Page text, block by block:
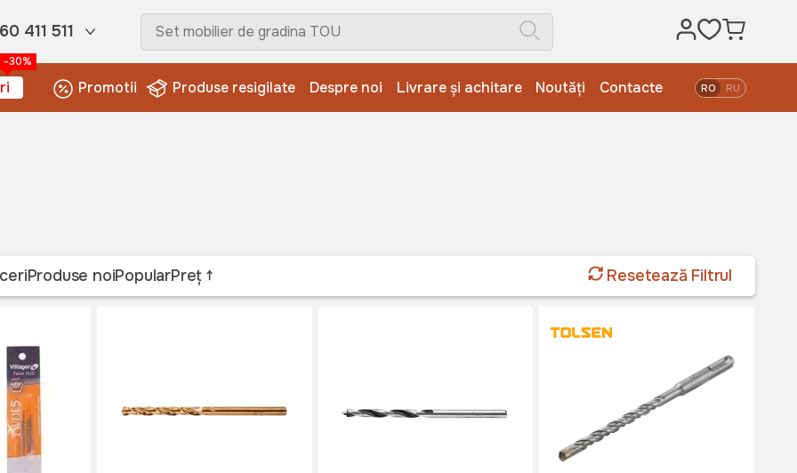
411 511
-30%
Promotii Produse resigilate Despre noi Livrare și achitare Noutăți Contacte RO RU
Produse noiPopularPreț Resetează Filtrul